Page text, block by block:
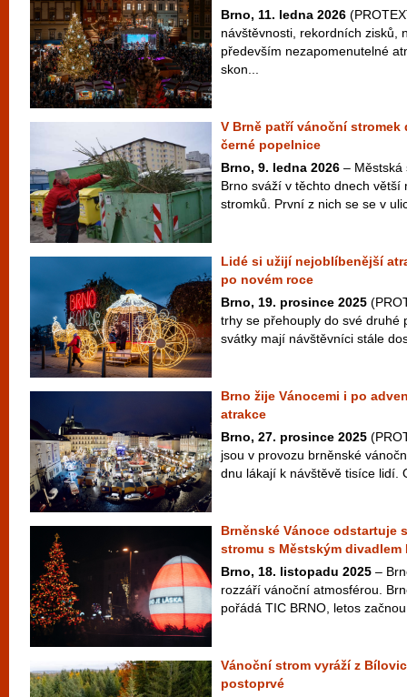
Brno, 11. ledna 2026
návštěvnosti, rekordních zisků,
především nezapomenutelné
skon...
V Brně patří vánoční
černé popelnice
Brno, 9. ledna 2026 – Městská
Brno sváží v těchto dnech větší
stromků. První z nich se se v
Lidé si užijí nejoblíbenější
po novém roce
Brno, 19. prosince 2025
trhy se přehouply do své druhé
svátky mají návštěvníci stále
Brno žije Vánocemi i po
atrakce
Brno, 27. prosince 2025
jsou v provozu brněnské
dnu lákají k návštěvě tisíce lidí.
Brněnské Vánoce odstartuje
stromu s Městským divadlem
Brno, 18. listopadu 2025 –
rozzáří vánoční atmosférou.
pořádá TIC BRNO, letos
Vánoční strom vyráží z
postoprvé